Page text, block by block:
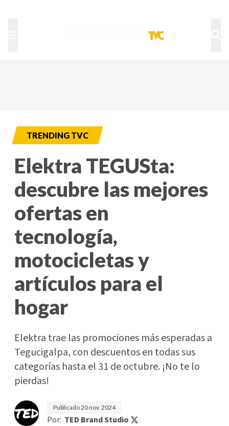
TRENDING TVC
Elektra TEGUSta:
descubre las mejores
ofertas en
tecnología,
motocicletas y
artículos para el
hogar
Elektra trae las promociones más esperadas a
Tegucigalpa, con descuentos en todas sus
categorías hasta el 31 de octubre. ¡No te lo
pierdas!
Publicado20 nov. 2024
Por: TED Brand Studio